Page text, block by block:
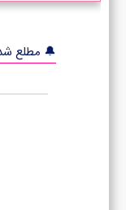
🔔 مطلع